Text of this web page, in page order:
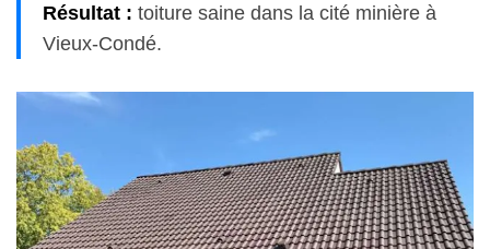
Résultat : toiture saine dans la cité minière à
Vieux-Condé.